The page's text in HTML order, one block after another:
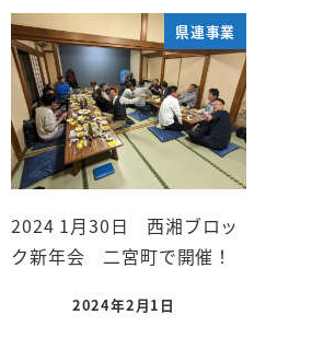
県連事業
2024 1月30日 西湘ブロッ
ク新年会 二宮町で開催！
2024年2月1日